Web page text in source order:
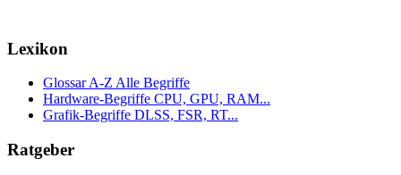
Lexikon
Glossar A-Z Alle Begriffe
Hardware-Begriffe CPU, GPU, RAM...
Grafik-Begriffe DLSS, FSR, RT...
Ratgeber